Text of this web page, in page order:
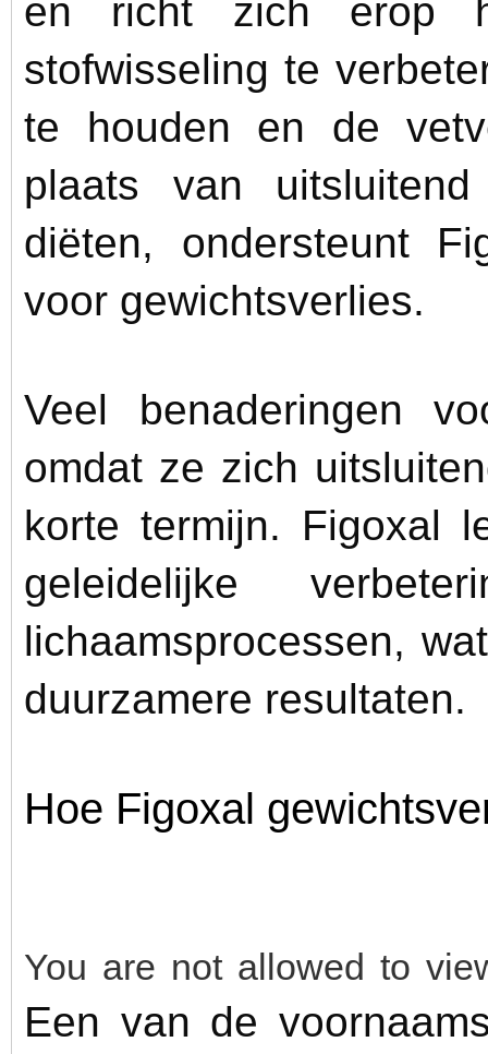
en richt zich erop
stofwisseling te
te houden en de
plaats van
diëten, ondersteunt
voor gewichtsverlies.
Veel benaderingen
omdat ze zich
korte termijn. Figoxal
geleidelijke
lichaamsprocessen,
duurzamere resultaten.
Hoe Figoxal
You are not allowed to
Een van de